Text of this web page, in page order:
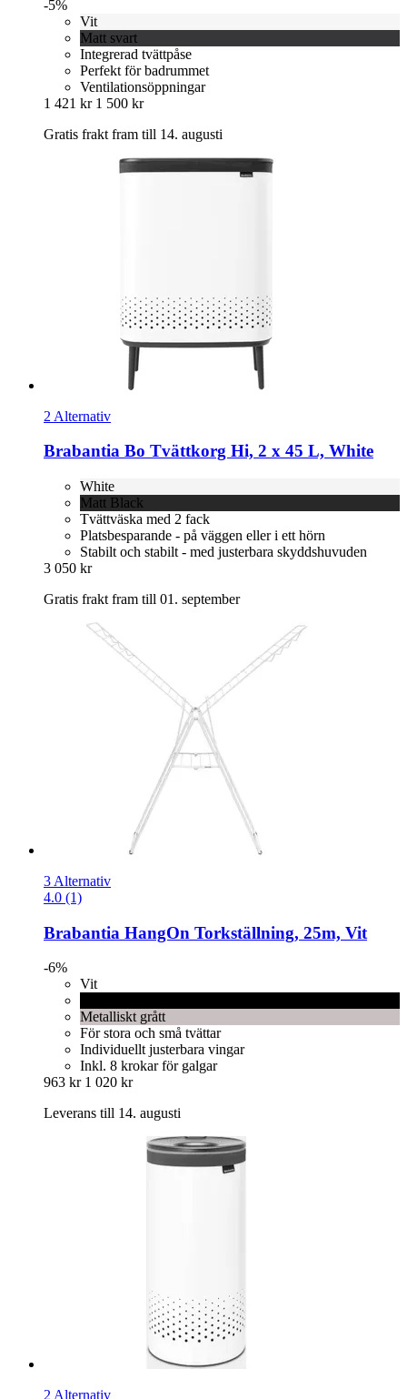
-5%
Vit
Matt svart
Integrerad tvättpåse
Perfekt för badrummet
Ventilationsöppningar
1 421 kr 1 500 kr
Gratis frakt fram till 14. augusti
2 Alternativ
Brabantia Bo Tvättkorg Hi, 2 x 45 L, White
White
Matt Black
Tvättväska med 2 fack
Platsbesparande - på väggen eller i ett hörn
Stabilt och stabilt - med justerbara skyddshuvuden
3 050 kr
Gratis frakt fram till 01. september
3 Alternativ
4.0 (1)
Brabantia HangOn Torkställning, 25m, Vit
-6%
Vit
Metalliskt grått
För stora och små tvättar
Individuellt justerbara vingar
Inkl. 8 krokar för galgar
963 kr 1 020 kr
Leverans till 14. augusti
2 Alternativ